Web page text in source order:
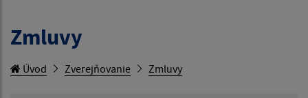
Zmluvy
Úvod Zverejňovanie Zmluvy